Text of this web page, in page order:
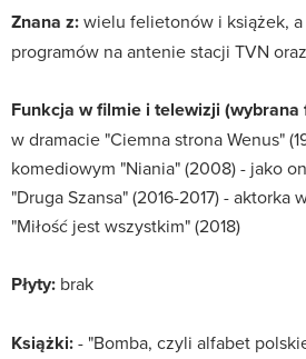
Znana z:wielu felietonów i książek,
programów na antenie stacji TVN
Funkcja w filmie i telewizji
w dramacie "Ciemna strona Wenus"
komediowym "Niania" (2008) - jako
"Druga Szansa" (2016-2017) -
"Miłość jest wszystkim" (2018)
Płyty: brak
Książki:- "Bomba, czyli alfabet